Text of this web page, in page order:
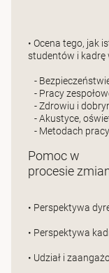
• Ocena tego, jak
studentów i kadrę
-
- Pracy
- Zdrowiu i
- Akustyce,
- Metodach
Pomoc w
procesie
• Perspektywa
• Perspektywa
• Udział i